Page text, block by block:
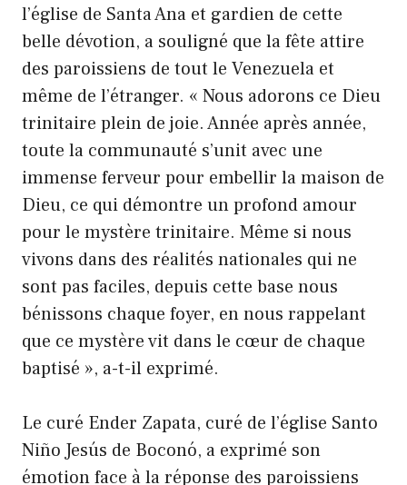
l’église de Santa Ana et gardien de cette
belle dévotion, a souligné que la fête attire
des paroissiens de tout le Venezuela et
même de l’étranger. « Nous adorons ce Dieu
trinitaire plein de joie. Année après année,
toute la communauté s’unit avec une
immense ferveur pour embellir la maison de
Dieu, ce qui démontre un profond amour
pour le mystère trinitaire. Même si nous
vivons dans des réalités nationales qui ne
sont pas faciles, depuis cette base nous
bénissons chaque foyer, en nous rappelant
que ce mystère vit dans le cœur de chaque
baptisé », a-t-il exprimé.
Le curé Ender Zapata, curé de l’église Santo
Niño Jesús de Boconó, a exprimé son
émotion face à la réponse des paroissiens